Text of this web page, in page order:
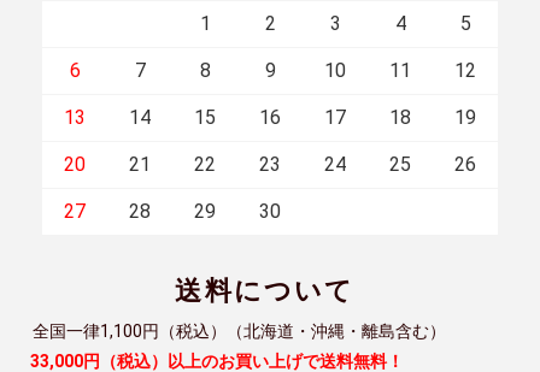
1 2 3 4 5
6 7 8 9 10 11 12
13 14 15 16 17 18 19
20 21 22 23 24 25 26
27 28 29 30
送料について
全国一律1,100円（税込）（北海道・沖縄・離島含む）
33,000円（税込）以上のお買い上げで送料無料！